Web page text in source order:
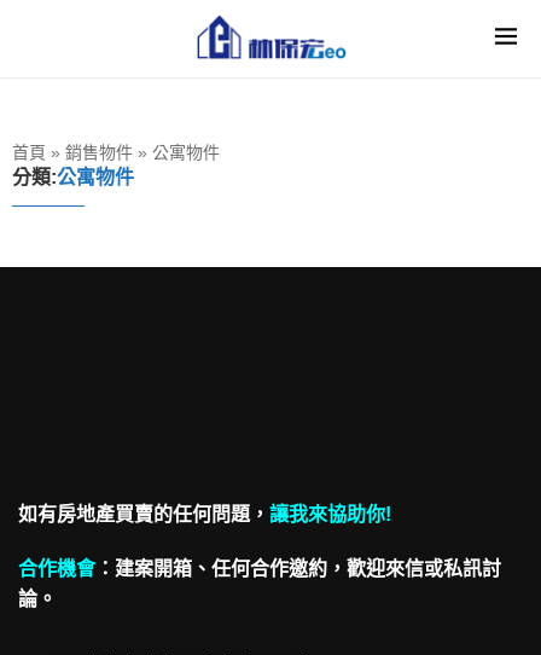
首頁 » 銷售物件 » 公寓物件
分類:公寓物件
如有房地產買賣的任何問題， 讓我來協助你!
合作機會： 建案開箱、任何合作邀約，歡迎來信或私訊討
論。